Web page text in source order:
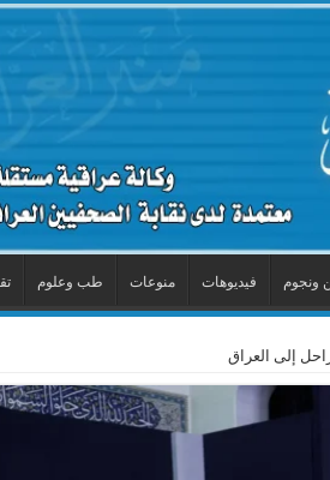
ونجوم فيديوهات منوعات طب وعلوم
إلى العراق